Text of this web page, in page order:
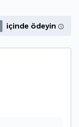
içinde ödeyin